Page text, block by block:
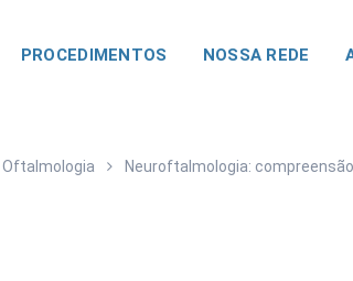
PROCEDIMENTOS NOSSA REDE
Oftalmologia Neuroftalmologia: